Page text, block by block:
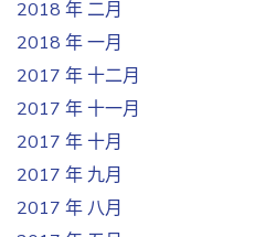
2018 年 二月
2018 年 一月
2017 年 十二月
2017 年 十一月
2017 年 十月
2017 年 九月
2017 年 八月